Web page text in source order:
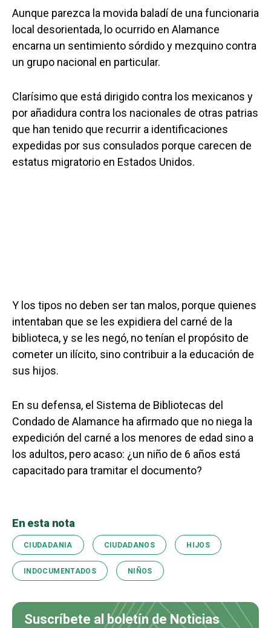
Aunque parezca la movida baladí de una funcionaria
local desorientada, lo ocurrido en Alamance
encarna un sentimiento sórdido y mezquino contra
un grupo nacional en particular.
Clarísimo que está dirigido contra los mexicanos y
por añadidura contra los nacionales de otras patrias
que han tenido que recurrir a identificaciones
expedidas por sus consulados porque carecen de
estatus migratorio en Estados Unidos.
Y los tipos no deben ser tan malos, porque quienes
intentaban que se les expidiera del carné de la
biblioteca, y se les negó, no tenían el propósito de
cometer un ilícito, sino contribuir a la educación de
sus hijos.
En su defensa, el Sistema de Bibliotecas del
Condado de Alamance ha afirmado que no niega la
expedición del carné a los menores de edad sino a
los adultos, pero acaso: ¿un niño de 6 años está
capacitado para tramitar el documento?
En esta nota
CIUDADANIA CIUDADANOS HIJOS
INDOCUMENTADOS NIÑOS
Suscríbete al boletín de Noticias